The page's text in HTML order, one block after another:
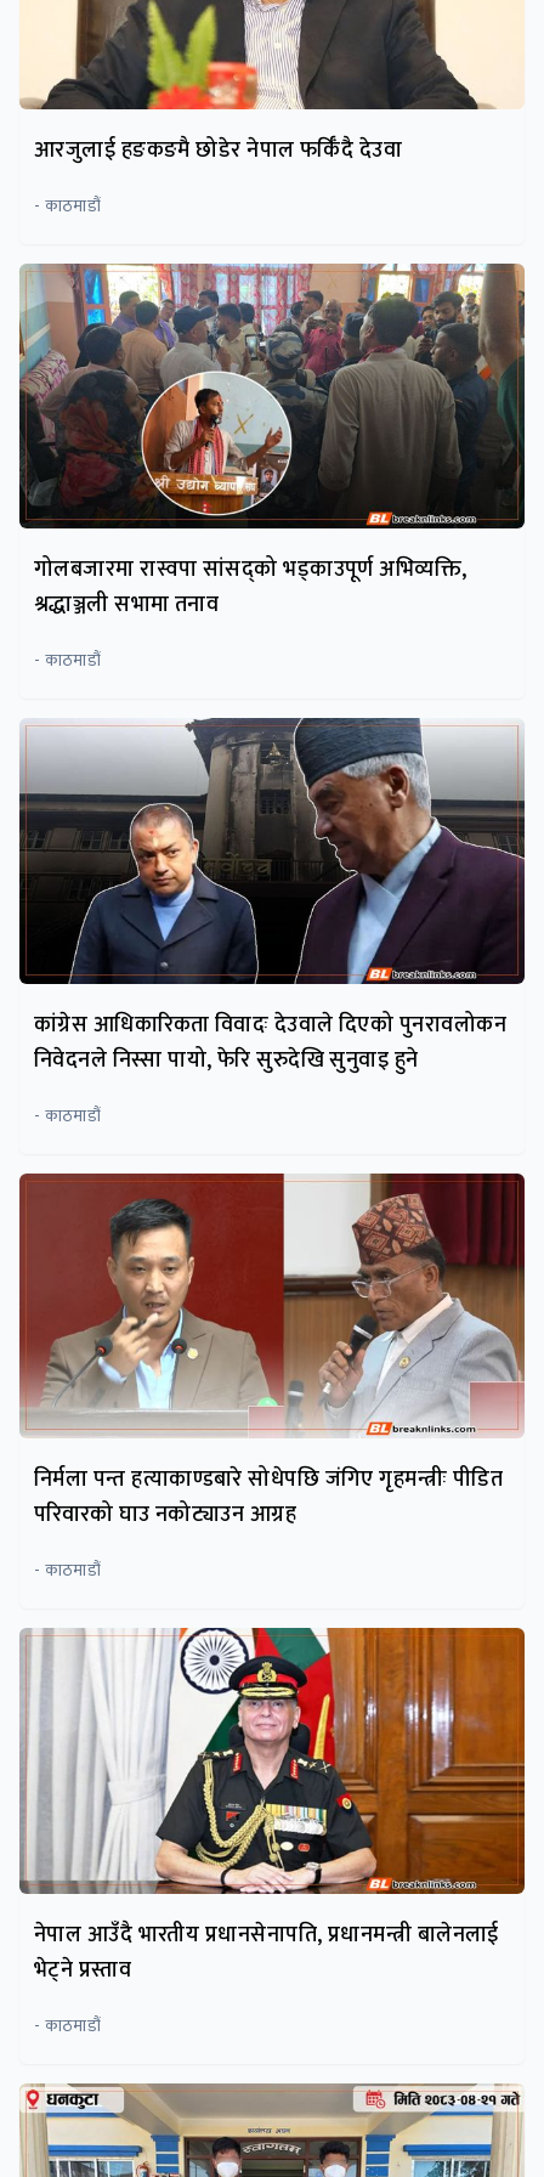
आरजुलाई हङकङमै छोडेर नेपाल फर्किँदै देउवा
- काठमाडौं
गोलबजारमा रास्वपा सांसद्को भड्काउपूर्ण अभिव्यक्ति,
श्रद्धाञ्जली सभामा तनाव
- काठमाडौं
कांग्रेस आधिकारिकता विवादः देउवाले दिएको पुनरावलोकन
निवेदनले निस्सा पायो, फेरि सुरुदेखि सुनुवाइ हुने
- काठमाडौं
निर्मला पन्त हत्याकाण्डबारे सोधेपछि जंगिए गृहमन्त्रीः पीडित
परिवारको घाउ नकोट्याउन आग्रह
- काठमाडौं
नेपाल आउँदै भारतीय प्रधानसेनापति, प्रधानमन्त्री बालेनलाई
भेट्ने प्रस्ताव
- काठमाडौं